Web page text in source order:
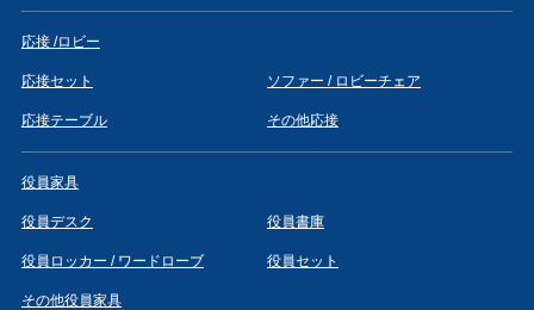
応接 /ロビー
応接セット ソファー / ロビーチェア
応接テーブル その他応接
役員家具
役員デスク 役員書庫
役員ロッカー / ワードローブ 役員セット
その他役員家具